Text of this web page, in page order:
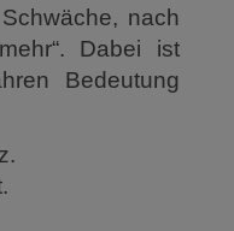
nach
Dabei ist
Bedeutung